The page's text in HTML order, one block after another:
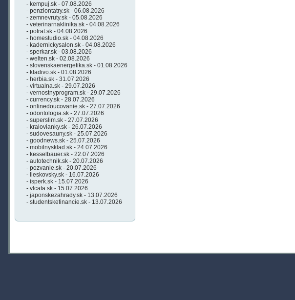
- kempuj.sk - 07.08.2026
- penziontatry.sk - 06.08.2026
- zemnevruty.sk - 05.08.2026
- veterinarnaklinika.sk - 04.08.2026
- potrat.sk - 04.08.2026
- homestudio.sk - 04.08.2026
- kadernickysalon.sk - 04.08.2026
- sperkar.sk - 03.08.2026
- welten.sk - 02.08.2026
- slovenskaenergetika.sk - 01.08.2026
- kladivo.sk - 01.08.2026
- herbia.sk - 31.07.2026
- virtualna.sk - 29.07.2026
- vernostnyprogram.sk - 29.07.2026
- currency.sk - 28.07.2026
- onlinedoucovanie.sk - 27.07.2026
- odontologia.sk - 27.07.2026
- superslim.sk - 27.07.2026
- kralovianky.sk - 26.07.2026
- sudovesauny.sk - 25.07.2026
- goodnews.sk - 25.07.2026
- mobilnysklad.sk - 24.07.2026
- kesselbauer.sk - 22.07.2026
- autotechnik.sk - 20.07.2026
- pozvanie.sk - 20.07.2026
- lieskovsky.sk - 16.07.2026
- isperk.sk - 15.07.2026
- vlcata.sk - 15.07.2026
- japonskezahrady.sk - 13.07.2026
- studentskefinancie.sk - 13.07.2026